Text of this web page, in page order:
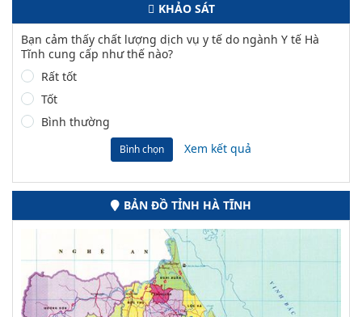
KHẢO SÁT
Bạn cảm thấy chất lượng dịch vụ y tế do ngành Y tế Hà
Tĩnh cung cấp như thế nào?
Rất tốt
Tốt
Bình thường
Bình chọn Xem kết quả
BẢN ĐỒ TỈNH HÀ TĨNH